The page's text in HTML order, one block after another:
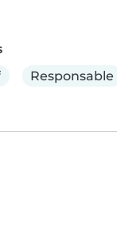
Responsable